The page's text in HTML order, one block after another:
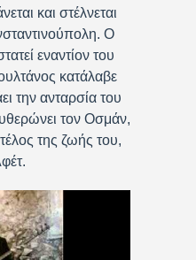
και στέλνεται
Ο
εναντίον του
κατάλαβε
την ανταρσία του
τον Οσμάν,
της ζωής του,